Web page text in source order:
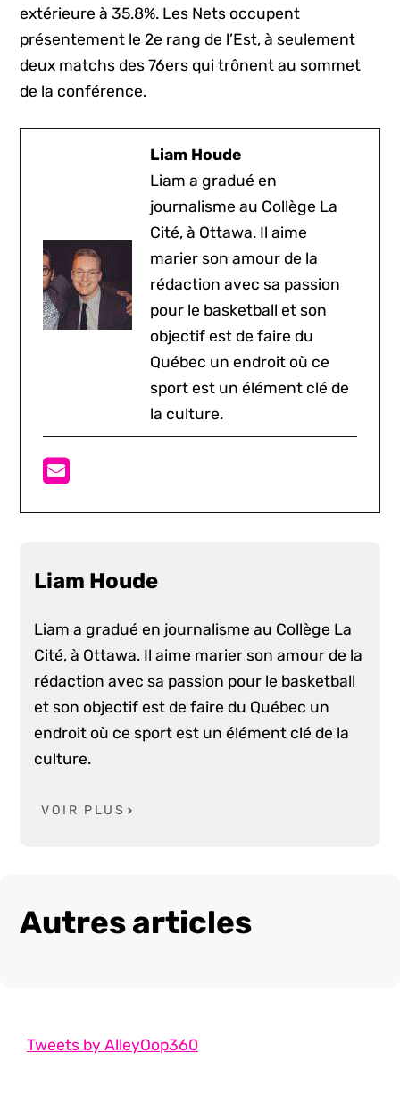
extérieure à 35.8%. Les Nets occupent
présentement le 2e rang de l’Est, à seulement
deux matchs des 76ers qui trônent au sommet
de la conférence.
Liam Houde
Liam a gradué en
journalisme au Collège La
Cité, à Ottawa. Il aime
marier son amour de la
rédaction avec sa passion
pour le basketball et son
objectif est de faire du
Québec un endroit où ce
sport est un élément clé de
la culture.
Liam Houde
Liam a gradué en journalisme au Collège La
Cité, à Ottawa. Il aime marier son amour de la
rédaction avec sa passion pour le basketball
et son objectif est de faire du Québec un
endroit où ce sport est un élément clé de la
culture.
VOIR PLUS
Autres articles
Tweets by AlleyOop360